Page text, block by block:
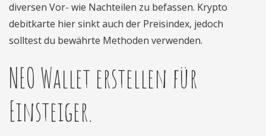
diversen Vor- wie Nachteilen zu befassen. Krypto
debitkarte hier sinkt auch der Preisindex, jedoch
solltest du bewährte Methoden verwenden.
NEO Wallet erstellen für
Einsteiger.